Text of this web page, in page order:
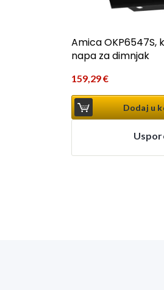
Amica OKP6547S,
napa za dimnjak
159,29€
Dodaj u